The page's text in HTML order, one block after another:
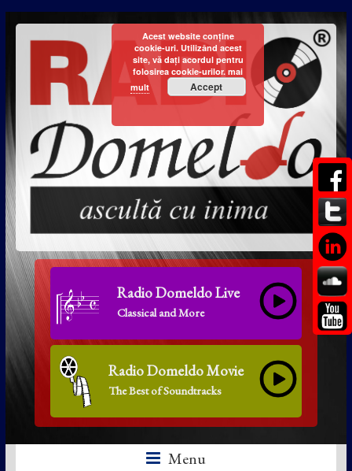
Radio Domeldo Live
Classical and More
Radio Domeldo Movie
The Best of Soundtracks
Menu
Acest website conține
cookie-uri. Utilizând acest
site, vă dați acordul pentru
folosirea cookie-urilor. mai
mult
Accept